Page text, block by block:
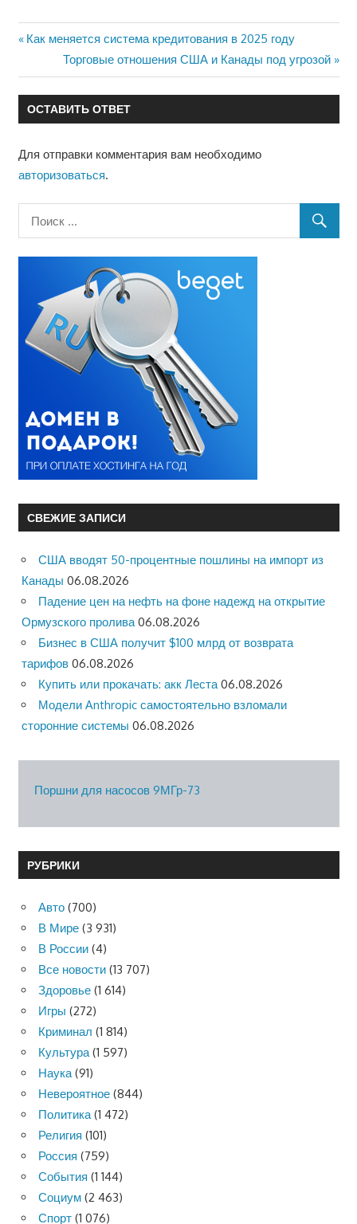
Навигация
по
записям
Предыдущая
запись:
Как меняется система кредитования в 2025 году
Следующая
запись:
Торговые отношения США и Канады под угрозой
ОСТАВИТЬ ОТВЕТ
Для отправки комментария вам необходимо
авторизоваться.
СВЕЖИЕ ЗАПИСИ
США вводят 50-процентные пошлины на импорт из
Канады 06.08.2026
Падение цен на нефть на фоне надежд на открытие
Ормузского пролива 06.08.2026
Бизнес в США получит $100 млрд от возврата
тарифов 06.08.2026
Купить или прокачать: акк Леста 06.08.2026
Модели Anthropic самостоятельно взломали
сторонние системы 06.08.2026
Поршни для насосов 9МГр-73
РУБРИКИ
Авто (700)
В Мире (3 931)
В России (4)
Все новости (13 707)
Здоровье (1 614)
Игры (272)
Криминал (1 814)
Культура(1 597)
Наука(91)
Невероятное (844)
Политика(1 472)
Религия (101)
Россия (759)
События (1 144)
Социум (2 463)
Спорт (1 076)